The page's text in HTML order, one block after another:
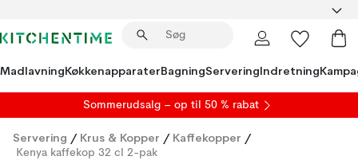
MadlavningKøkkenapparaterBagningServeringIndretning
Sommerudsalg – op til 50 % rabat
Servering / Krus & Kopper / Kaffekopper /
Kenya kaffekop 32 cl 2-pak